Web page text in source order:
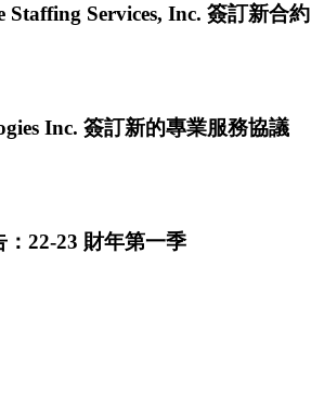
Services, Inc. 簽訂新合約
Inc. 簽訂新的專業服務協議
22-23 財年第一季